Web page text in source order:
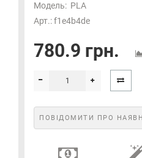
Модель: PLA
Арт.: f1e4b4de
780.9 грн.
ПОВІДОМИТИ ПРО